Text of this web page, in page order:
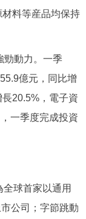
日本語
РУССКИЙ ЯЗЫК
料等産品均保持
動力。一季
億元，同比增
20.5%，電子資
一季度完成投資
球首家以通用
公司；字節跳動